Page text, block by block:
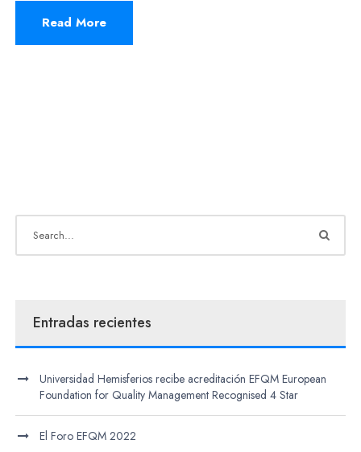
Read More
Entradas recientes
Universidad Hemisferios recibe acreditación EFQM European
Foundation for Quality Management Recognised 4 Star
El Foro EFQM 2022